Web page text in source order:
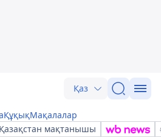
Қаз
ҚұқықМақалалар
мақтанышы